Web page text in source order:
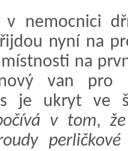
v nemocnici
nyní na
na
van pro
je ukryt ve
v tom,